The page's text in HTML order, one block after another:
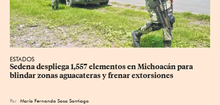
ESTADOS
Sedena despliega 1,557 elementos en Michoacán para
blindar zonas aguacateras y frenar extorsiones
Por María Fernanda Sosa Santiago